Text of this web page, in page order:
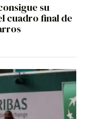
su
cuadro final de